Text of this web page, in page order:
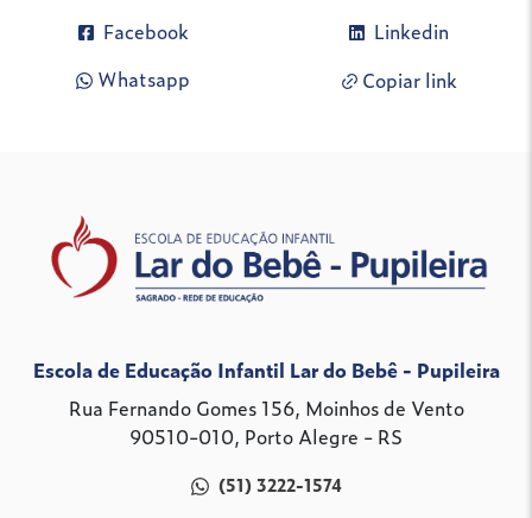
Facebook
Linkedin
Whatsapp
Copiar link
Escola de Educação Infantil Lar do Bebê - Pupileira
Rua Fernando Gomes 156, Moinhos de Vento
90510-010, Porto Alegre - RS
(51) 3222-1574